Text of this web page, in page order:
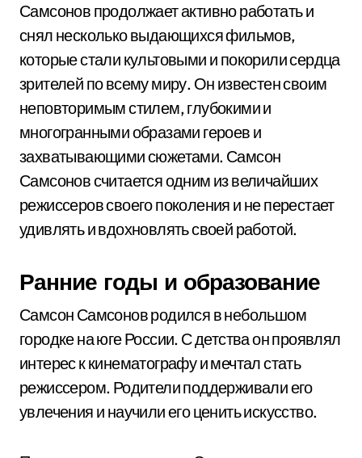
Самсонов продолжает активно работать и
снял несколько выдающихся фильмов,
которые стали культовыми и покорили сердца
зрителей по всему миру. Он известен своим
неповторимым стилем, глубокими и
многогранными образами героев и
захватывающими сюжетами. Самсон
Самсонов считается одним из величайших
режиссеров своего поколения и не перестает
удивлять и вдохновлять своей работой.
Ранние годы и образование
Самсон Самсонов родился в небольшом
городке на юге России. С детства он проявлял
интерес к кинематографу и мечтал стать
режиссером. Родители поддерживали его
увлечения и научили его ценить искусство.